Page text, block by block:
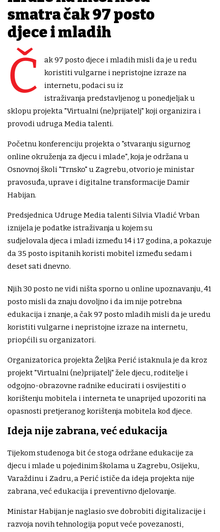
smatra čak 97 posto
djece i mladih
Č
ak 97 posto djece i mladih misli da je u redu
koristiti vulgarne i nepristojne izraze na
internetu, podaci su iz
istraživanja predstavljenog u ponedjeljak u
sklopu projekta "Virtualni (ne)prijatelj" koji organizira i
provodi udruga Media talenti.
Početnu konferenciju projekta o "stvaranju sigurnog
online okruženja za djecu i mlade", koja je održana u
Osnovnoj školi "Trnsko" u Zagrebu, otvorio je ministar
pravosuđa, uprave i digitalne transformacije Damir
Habijan.
Predsjednica Udruge Media talenti Silvia Vladić Vrban
iznijela je podatke istraživanja u kojem su
sudjelovala djeca i mladi između 14 i 17 godina, a pokazuje
da 35 posto ispitanih koristi mobitel između sedam i
deset sati dnevno.
Njih 30 posto ne vidi ništa sporno u online upoznavanju, 41
posto misli da znaju dovoljno i da im nije potrebna
edukacija i znanje, a čak 97 posto mladih misli da je uredu
koristiti vulgarne i nepristojne izraze na internetu,
priopćili su organizatori.
Organizatorica projekta Željka Perić istaknula je da kroz
projekt "Virtualni (ne)prijatelj" žele djecu, roditelje i
odgojno-obrazovne radnike educirati i osvijestiti o
korištenju mobitela i interneta te unaprijed upozoriti na
opasnosti pretjeranog korištenja mobitela kod djece.
Ideja nije zabrana, već edukacija
Tijekom studenoga bit će stoga održane edukacije za
djecu i mlade u pojedinim školama u Zagrebu, Osijeku,
Varaždinu i Zadru, a Perić ističe da ideja projekta nije
zabrana, već edukacija i preventivno djelovanje.
Ministar Habijan je naglasio sve dobrobiti digitalizacije i
razvoja novih tehnologija poput veće povezanosti,